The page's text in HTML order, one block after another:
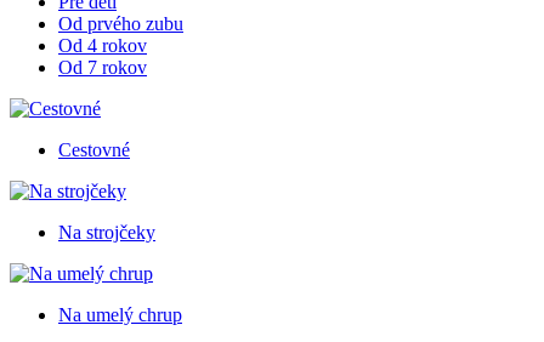
Od prvého zubu
Od 4 rokov
Od 7 rokov
Cestovné
Na strojčeky
Na umelý chrup